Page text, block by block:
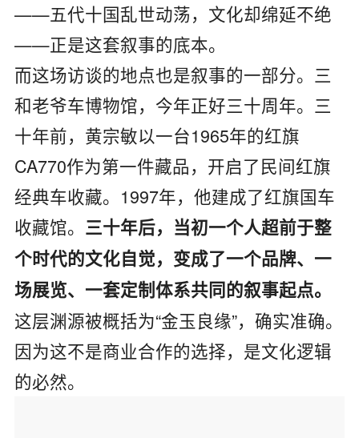
——五代十国乱世动荡，文化却绵延不绝
——正是这套叙事的底本。
而这场访谈的地点也是叙事的一部分。三
和老爷车博物馆，今年正好三十周年。三
十年前，黄宗敏以一台1965年的红旗
CA770作为第一件藏品，开启了民间红旗
经典车收藏。1997年，他建成了红旗国车
收藏馆。 三十年后，当初一个人超前于整
个时代的文化自觉，变成了一个品牌、一
场展览、一套定制体系共同的叙事起点。
这层渊源被概括为“金玉良缘”，确实准确。
因为这不是商业合作的选择，是文化逻辑
的必然。